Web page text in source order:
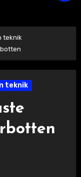
teknik
teknik